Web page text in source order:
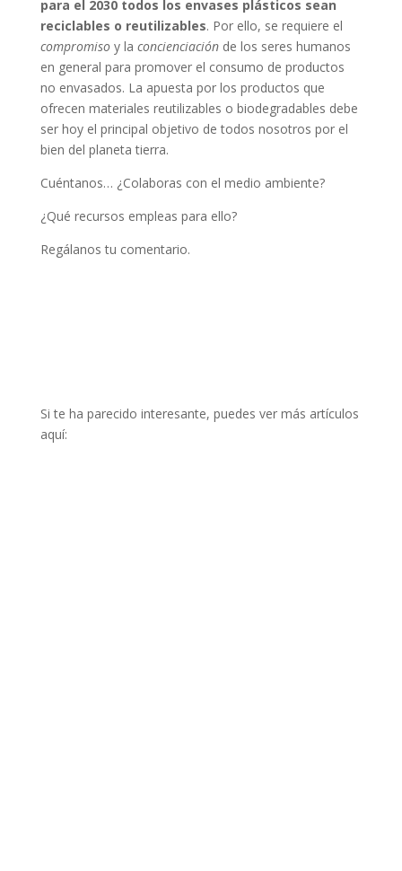
para el 2030 todos los envases plásticos sean
reciclables o reutilizables. Por ello, se requiere el
compromisoy la concienciaciónde los seres humanos
en general para promover el consumo de productos
no envasados. La apuesta por los productos que
ofrecen materiales reutilizables o biodegradables debe
ser hoy el principal objetivo de todos nosotros por el
bien del planeta tierra.
Cuéntanos… ¿Colaboras con el medio ambiente?
¿Qué recursos empleas para ello?
Regálanos tu comentario.
Si te ha parecido interesante, puedes ver más artículos
aquí: